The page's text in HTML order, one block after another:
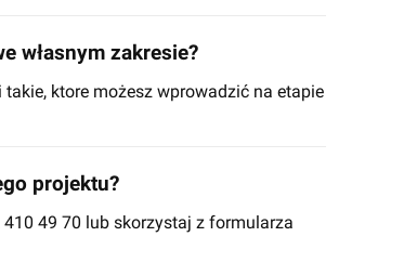
własnym zakresie?
ktore możesz wprowadzić na etapie
projektu?
49 70 lub skorzystaj z formularza